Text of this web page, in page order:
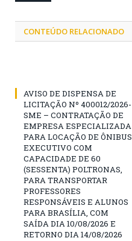
CONTEÚDO RELACIONADO
AVISO DE DISPENSA DE
LICITAÇÃO Nº 400012/2026-
SME – CONTRATAÇÃO DE
EMPRESA ESPECIALIZADA
PARA LOCAÇÃO DE ÔNIBUS
EXECUTIVO COM
CAPACIDADE DE 60
(SESSENTA) POLTRONAS,
PARA TRANSPORTAR
PROFESSORES
RESPONSÁVEIS E ALUNOS
PARA BRASÍLIA, COM
SAÍDA DIA 10/08/2026 E
RETORNO DIA 14/08/2026